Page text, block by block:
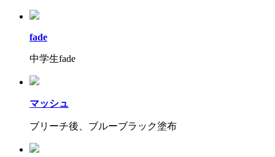
fade
中学生fade
マッシュ
ブリーチ後、ブルーブラック塗布